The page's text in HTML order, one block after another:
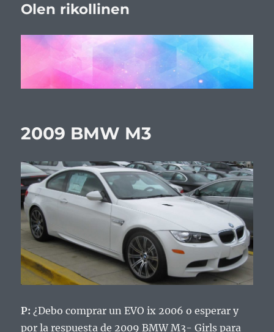
Olen rikollinen
2009 BMW M3
P: ¿Debo comprar un EVO ix 2006 o esperar y
por la respuesta de 2009 BMW M3- Girls para